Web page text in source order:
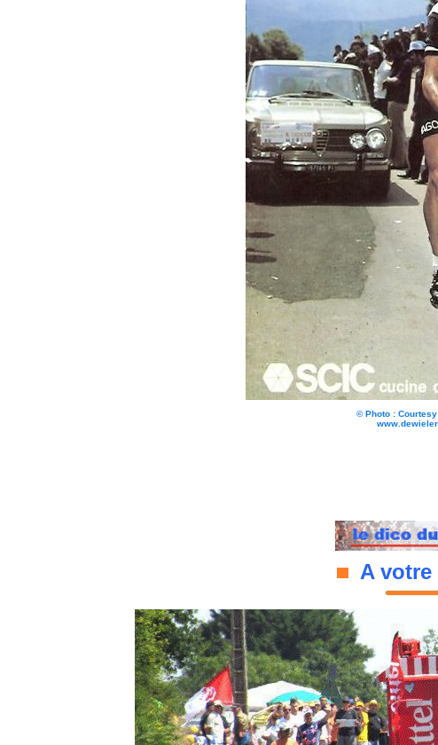
© Photo :
A votre